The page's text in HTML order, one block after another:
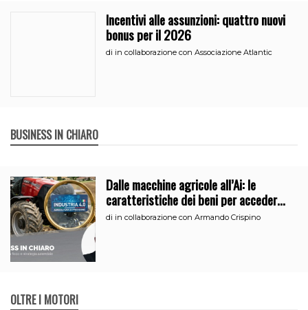
Incentivi alle assunzioni: quattro nuovi
bonus per il 2026
di in collaborazione con Associazione Atlantic
BUSINESS IN CHIARO
Dalle macchine agricole all’Ai: le
caratteristiche dei beni per accedere
all’iperammortamento
di in collaborazione con Armando Crispino
OLTRE I MOTORI